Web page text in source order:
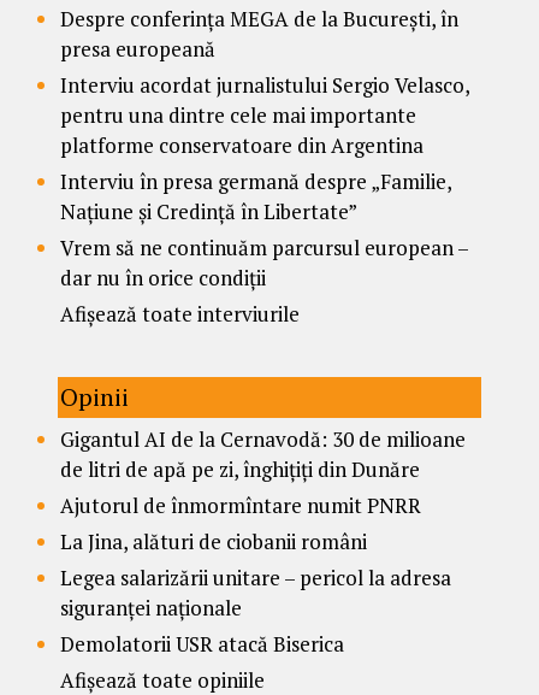
Despre conferința MEGA de la București, în
presa europeană
Interviu acordat jurnalistului Sergio Velasco,
pentru una dintre cele mai importante
platforme conservatoare din Argentina
Interviu în presa germană despre „Familie,
Națiune și Credință în Libertate”
Vrem să ne continuăm parcursul european –
dar nu în orice condiții
Afișează toate interviurile
Opinii
Gigantul AI de la Cernavodă: 30 de milioane
de litri de apă pe zi, înghițiți din Dunăre
Ajutorul de înmormîntare numit PNRR
La Jina, alături de ciobanii români
Legea salarizării unitare – pericol la adresa
siguranței naționale
Demolatorii USR atacă Biserica
Afișează toate opiniile